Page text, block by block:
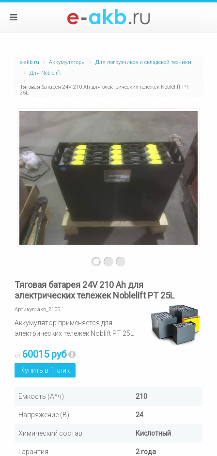
e-akb.ru Аккумуляторы
Для погрузчиков и складской техники
Для Noblelift
Тяговая батарея 24V 210 Ah для электрических тележек Noblelift PT
25L
Тяговая батарея 24V 210 Ah для
электрических тележек Noblelift PT 25L
Артикул: akb_2105
Аккумулятор применяется для
электрических тележек Noblift PT 25L
от 60015 руб
Купить в 1 клик
Емкость (А*ч) 210
Напряжение (В) 24
Химический состав Кислотный
Гарантия 2 года